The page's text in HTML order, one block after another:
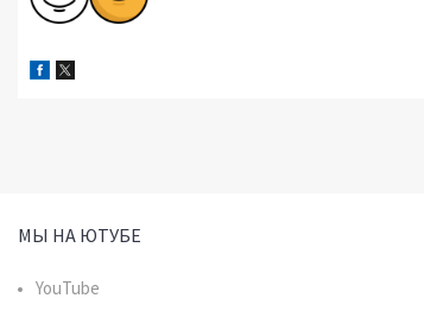
МЫ НА ЮТУБЕ
YouTube